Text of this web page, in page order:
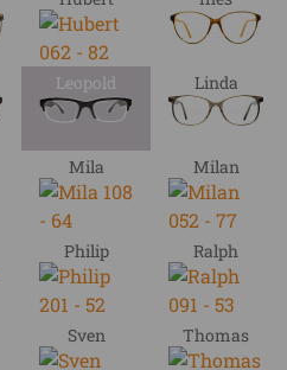
Leopold Linda
Mila Milan
Philip Ralph
Sven Thomas